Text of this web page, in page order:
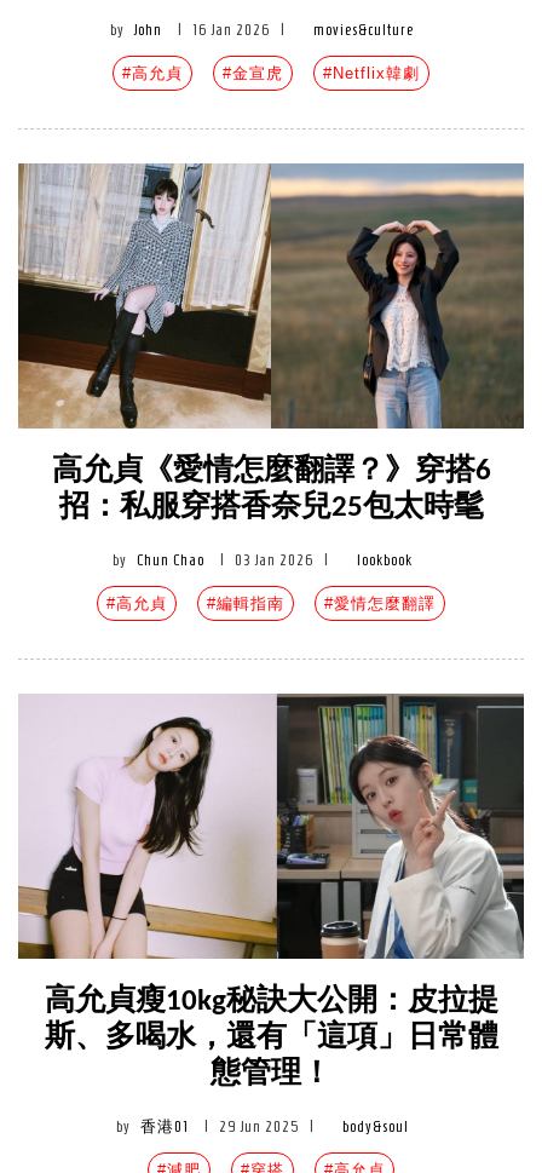
by John 16 Jan 2026 movies&culture
#高允貞 #金宣虎 #Netflix韓劇
高允貞《愛情怎麼翻譯？》穿搭6
招：私服穿搭香奈兒25包太時髦
by Chun Chao 03 Jan 2026 lookbook
#高允貞 #編輯指南 #愛情怎麼翻譯
高允貞瘦10kg秘訣大公開：皮拉提
斯、多喝水，還有「這項」日常體
態管理！
by 香港01 29 Jun 2025 body&soul